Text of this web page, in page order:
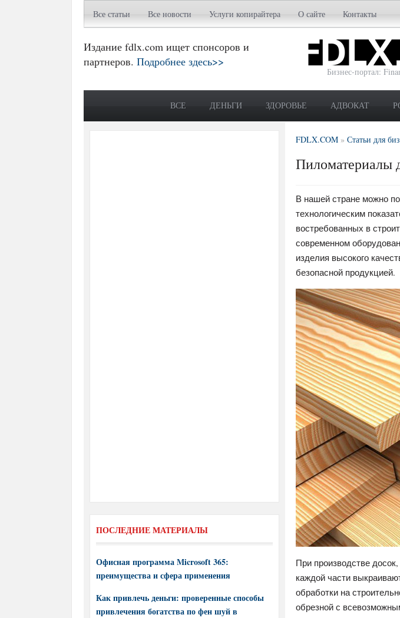
Все статьи Все новости Услуги копирайтера О сайте Контакты
Издание fdlx.com ищет спонсоров и
партнеров. Подробнее здесь>>
Бизнес-портал:
ВСЕ ДЕНЬГИ ЗДОРОВЬЕ АДВОКАТ
FDLX.COM » Статьи для
Пиломатериалы
В нашей стране можно
технологическим
востребованных в
современном
изделия высокого
безопасной продукцией.
При производстве
каждой части
обработки на
обрезной с
ПОСЛЕДНИЕ МАТЕРИАЛЫ
Офисная программа Microsoft 365:
преимущества и сфера применения
Как привлечь деньги: проверенные способы
привлечения богатства по фен шуй в